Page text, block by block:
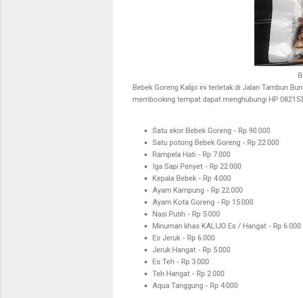
Bebek Goreng Kalijo ini terletak di Jalan Tambun
membooking tempat dapat menghubungi HP
Satu ekor Bebek Goreng - Rp 90.000
Satu potong Bebek Goreng - Rp 22.000
Rampela Hati - Rp 7.000
Iga Sapi Penyet - Rp 22.000
Kepala Bebek - Rp 4.000
Ayam Kampung - Rp 22.000
Ayam Kota Goreng - Rp 15.000
Nasi Putih - Rp 5.000
Minuman khas KALIJO Es / Hangat - Rp 6.000
Es Jeruk - Rp 6.000
Jeruk Hangat - Rp 5.000
Es Teh - Rp 3.000
Teh Hangat - Rp 2.000
Aqua Tanggung - Rp 4.000